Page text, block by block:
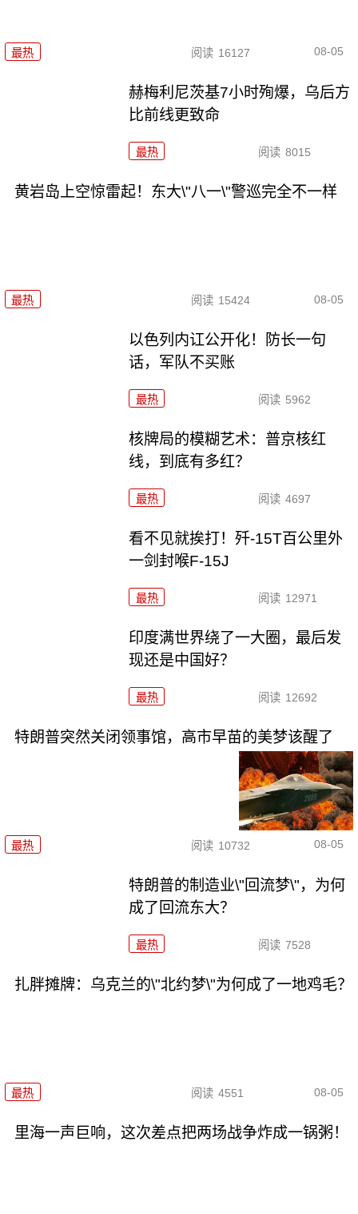
最热 阅读 16127 08-05
赫梅利尼茨基7小时殉爆，乌后方
比前线更致命
最热 阅读 8015
黄岩岛上空惊雷起！东大\"八一\"警巡完全不一样
最热 阅读 15424 08-05
以色列内讧公开化！防长一句
话，军队不买账
最热 阅读 5962
核牌局的模糊艺术：普京核红
线，到底有多红？
最热 阅读 4697
看不见就挨打！歼-15T百公里外
一剑封喉F-15J
最热 阅读 12971
印度满世界绕了一大圈，最后发
现还是中国好？
最热 阅读 12692
特朗普突然关闭领事馆，高市早苗的美梦该醒了
最热 阅读 10732 08-05
特朗普的制造业\"回流梦\"，为何
成了回流东大？
最热 阅读 7528
扎胖摊牌：乌克兰的\"北约梦\"为何成了一地鸡毛？
最热 阅读 4551 08-05
里海一声巨响，这次差点把两场战争炸成一锅粥！